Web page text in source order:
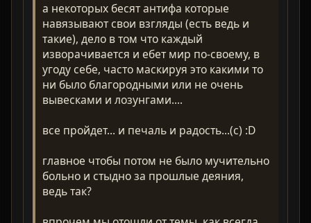
а некоторых бесят антифа которые
навязывают свои взгляды (есть ведь и
такие), дело в том что каждый
изворачивается и ебет мир по-своему, в
угоду себе, часто маскируя это какими то
ни было благородными или не очень
вывесками и лозунгами....
все пройдет... и печаль и радость...(с) :D
главное чтобы потом не было мучительно
больно и стыдно за прошлые деяния,
ведь так?